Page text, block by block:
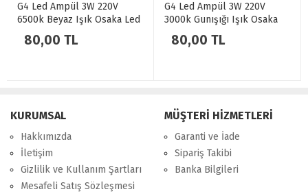
G4 Led Ampül 3W 220V
6500k Beyaz Işık Osaka Led
138
80,00 TL
G4 Led Ampül 3W 220V
3000k Gunışığı Işık Osaka
Led 137
80,00 TL
KURUMSAL
Hakkımızda
İletişim
Gizlilik ve Kullanım Şartları
Mesafeli Satış Sözleşmesi
MÜŞTERİ HİZMETLERİ
Garanti ve İade
Sipariş Takibi
Banka Bilgileri